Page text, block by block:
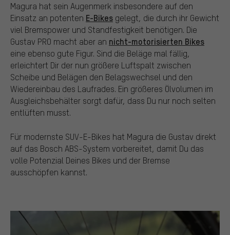
Magura hat sein Augenmerk insbesondere auf den
Einsatz an potenten E-Bikes gelegt, die durch ihr Gewicht
viel Bremspower und Standfestigkeit benötigen. Die
Gustav PRO macht aber an nicht-motorisierten Bikes
eine ebenso gute Figur. Sind die Beläge mal fällig,
erleichtert Dir der nun größere Luftspalt zwischen
Scheibe und Belägen den Belagswechsel und den
Wiedereinbau des Laufrades. Ein größeres Ölvolumen im
Ausgleichsbehälter sorgt dafür, dass Du nur noch selten
entlüften musst.
Für modernste SUV-E-Bikes hat Magura die Gustav direkt
auf das Bosch ABS-System vorbereitet, damit Du das
volle Potenzial Deines Bikes und der Bremse
ausschöpfen kannst.